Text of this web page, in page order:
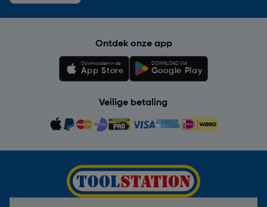
Ontdek onze app
Downloaden in de
App Store
DOWNLOAD VIA
Google Play
Veilige betaling